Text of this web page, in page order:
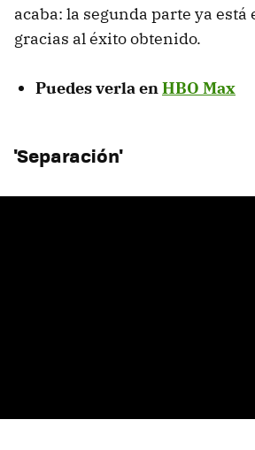
acaba: la segunda parte ya está
gracias al éxito obtenido.
Puedes verla enHBO Max
'Separación'